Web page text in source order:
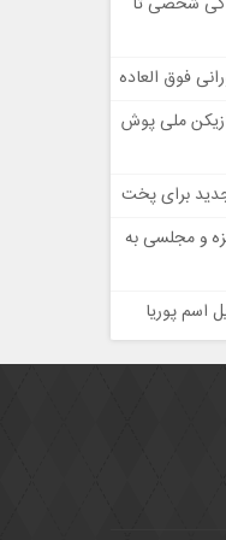
فوق العاده
ملی پوش
برای پخت
و مجلسی به
اسم پوریا